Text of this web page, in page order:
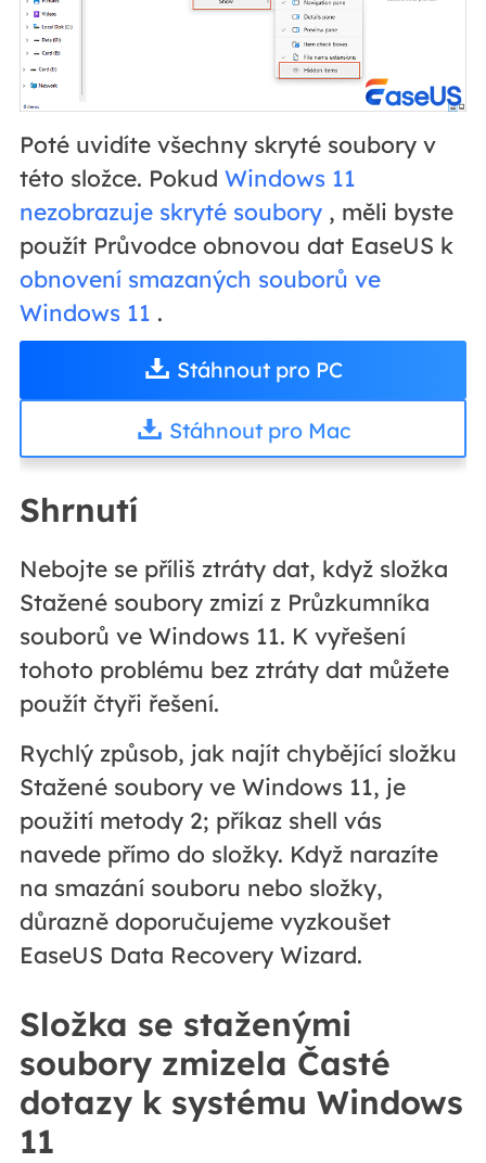
Poté uvidíte všechny skryté soubory v
této složce. Pokud Windows 11
nezobrazuje skryté soubory, měli byste
použít Průvodce obnovou dat EaseUS k
obnovení smazaných souborů ve
Windows 11 .
Stáhnout pro PC
Stáhnout pro Mac
Shrnutí
Nebojte se příliš ztráty dat, když složka
Stažené soubory zmizí z Průzkumníka
souborů ve Windows 11. K vyřešení
tohoto problému bez ztráty dat můžete
použít čtyři řešení.
Rychlý způsob, jak najít chybějící složku
Stažené soubory ve Windows 11, je
použití metody 2; příkaz shell vás
navede přímo do složky. Když narazíte
na smazání souboru nebo složky,
důrazně doporučujeme vyzkoušet
EaseUS Data Recovery Wizard.
Složka se staženými
soubory zmizela Časté
dotazy k systému Windows
11